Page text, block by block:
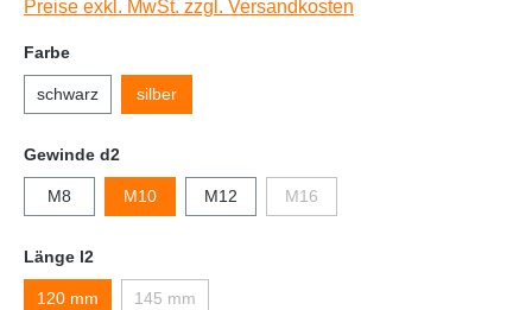
Preise exkl. MwSt. zzgl. Versandkosten
Farbe
schwarz silber
Gewinde d2
M8 M10 M12 M16
Länge l2
120 mm 145 mm